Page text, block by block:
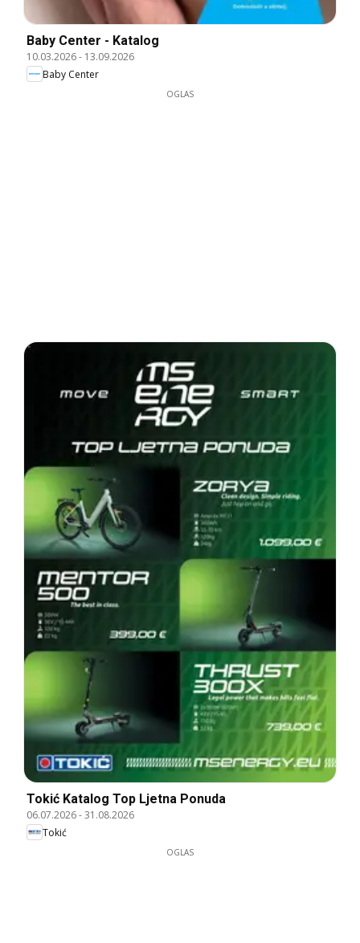
Baby Center - Katalog
10.03.2026- 13.09.2026
Baby Center
OGLAS
Tokić Katalog Top Ljetna Ponuda
06.07.2026-31.08.2026
Tokić
OGLAS